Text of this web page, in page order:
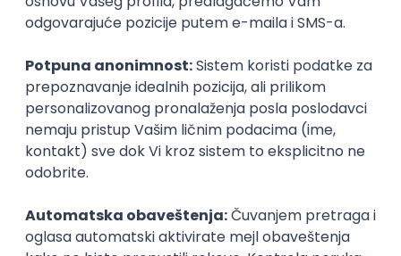
@
POSLOVI NA MAIL
KATEGORIJA
TEHNOLOGIJA
POSLODAVAC
GRAD
Najnoviji poslovi svakog dana u tvom
inboxu